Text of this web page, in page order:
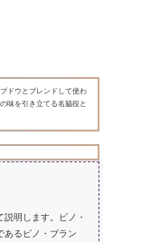
ドウとブレンドして使わ
味を引き立てる名脇役と
説明します。ピノ・
あるピノ・ブラン